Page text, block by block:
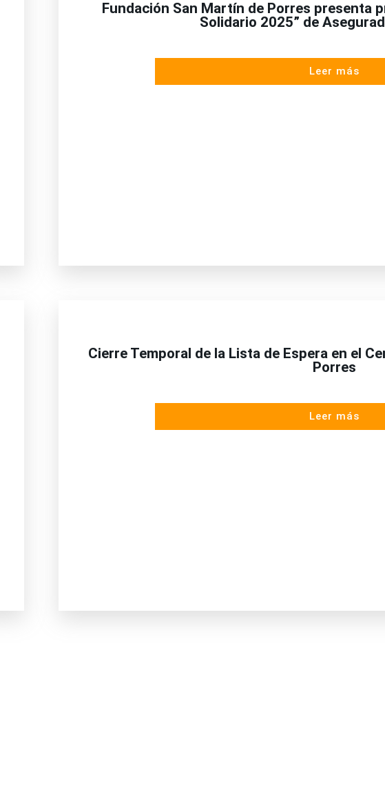
Fundación San Martín de Porres presenta
Solidario 2025” de
Leer más
Cierre Temporal de la Lista de Espera en el
Porres
Leer más